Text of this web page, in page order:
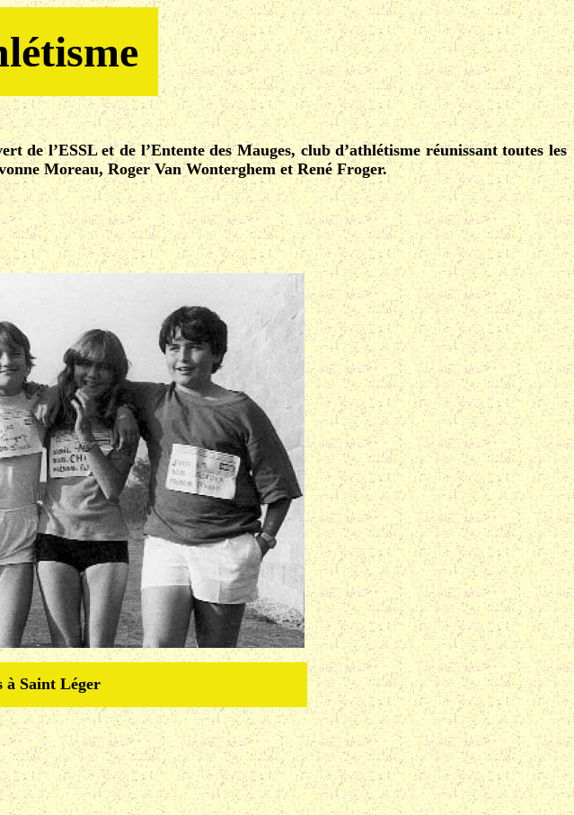
de l’ESSL et de l’Entente des Mauges, club d’athlétisme réunissant toutes les
Moreau, Roger Van Wonterghem et René Froger.
à Saint Léger